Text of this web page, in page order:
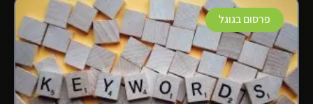
פרסום בגוגל